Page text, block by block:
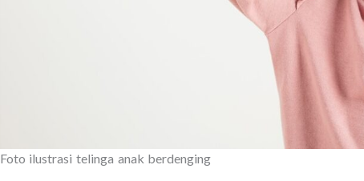
Foto ilustrasi telinga anak berdenging